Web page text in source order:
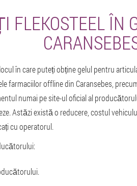
FLEKOSTEEL ÎN
în care puteți obține gelul pentru
farmaciilor offline din Caransebes,
numai pe site-ul oficial al
Astăzi există o reducere, costul
cu operatorul.